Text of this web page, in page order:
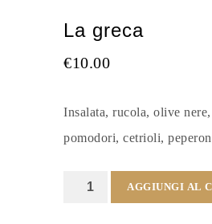
La greca
€10.00
Insalata, rucola, olive
pomodori, cetrioli,
AGGIUNGI AL